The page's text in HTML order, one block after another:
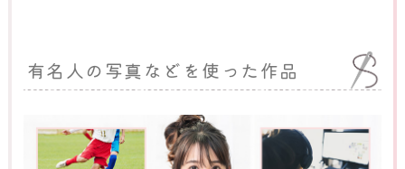
有名人の写真などを使った作品